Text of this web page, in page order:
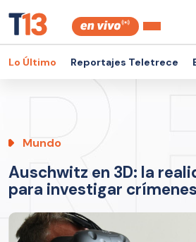
Lo Último Reportajes Teletrece
Mundo
Auschwitz en 3D: la
para investigar